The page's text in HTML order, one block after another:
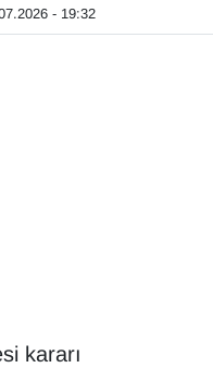
- 19:32
kararı